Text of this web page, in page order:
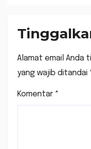
Alamat email Anda
yang wajib ditandai
Komentar *